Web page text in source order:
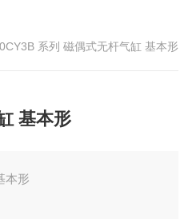
系列 磁偶式无杆气缸 基本形
基本形
本形